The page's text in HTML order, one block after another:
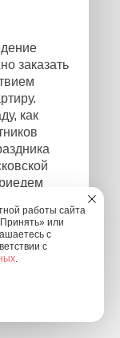
заказать
как
на
нам по
работы сайта
или
с
с
.